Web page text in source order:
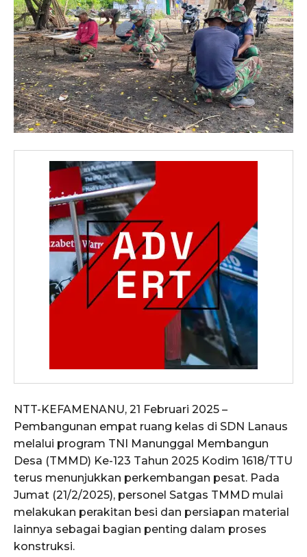
NTT-KEFAMENANU, 21 Februari 2025 –
Pembangunan empat ruang kelas di SDN Lanaus
melalui program TNI Manunggal Membangun
Desa (TMMD) Ke-123 Tahun 2025 Kodim 1618/TTU
terus menunjukkan perkembangan pesat. Pada
Jumat (21/2/2025), personel Satgas TMMD mulai
melakukan perakitan besi dan persiapan material
lainnya sebagai bagian penting dalam proses
konstruksi.